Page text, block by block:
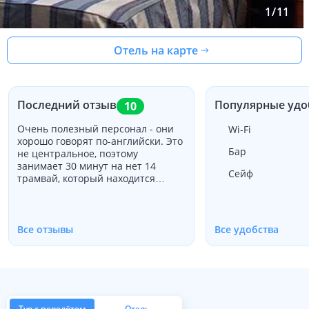
1/11
Отель на карте
Последний отзыв 10
Очень полезный персонал - они
хорошо говорят по-английски. Это
не центральное, поэтому
занимает 30 минут на нет 14
трамвай, который находится
вы покупаете в табоконисте. Вы
одноместная комната, а у
Все отзывы
Популярные
Wi-Fi
Бар
Сейф
Все удобства